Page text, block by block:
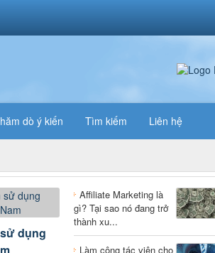
dò ý kiến Tìm kiếm Liên hệ
dụng
Affiliate Marketing là
gì? Tại sao nó đang trở
thành xu...
Làm cộng tác viên cho